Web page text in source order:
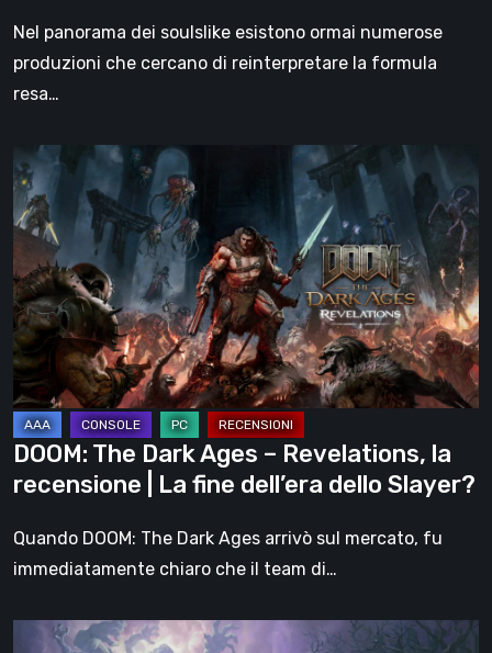
Nel panorama dei soulslike esistono ormai numerose
produzioni che cercano di reinterpretare la formula
resa…
DOOM:
The
Dark
Ages
–
Revelations,
la
recensione
|
La
fine
dell’era
dello
Slayer?
DOOM: The Dark Ages – Revelations, la
recensione | La fine dell’era dello Slayer?
Quando DOOM: The Dark Ages arrivò sul mercato, fu
immediatamente chiaro che il team di…